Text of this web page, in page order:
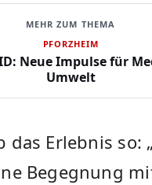
MEHR ZUM THEMA
PFORZHEIM
Neue Impulse für
Umwelt
das Erlebnis so:
Begegnung